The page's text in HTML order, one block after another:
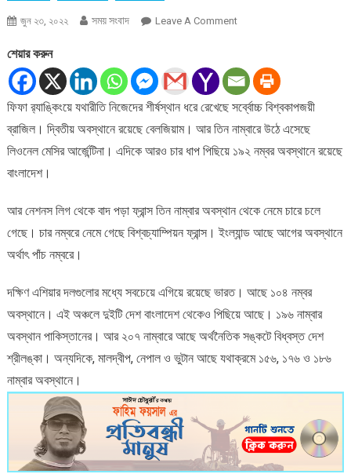
জুন ২৩, ২০২২ সময় সংবাদ Leave A CommentOn
শীর্ষে
ব্রাজিল,
আরও
চার
ধাপ
শেয়ার করুন
ফিফা র‍্যাঙ্কিংয়ে যথারীতি নিজেদের শীর্ষস্থান ধরে রেখেছে সর্ব্বোচ্চ বিশ্বকাপজয়ী
ব্রাজিল। দ্বিতীয় অবস্থানে রয়েছে বেলজিয়াম। আর তিন নাম্বারে উঠে এসেছে
লিওনেল মেসির আর্জেন্টিনা। এদিকে আরও চার ধাপ পিছিয়ে ১৯২ নম্বর অবস্থানে রয়েছে
বাংলাদেশ।
আর নেশনস লিগ থেকে বাদ পড়া ফ্রান্স তিন নাম্বার অবস্থান থেকে নেমে চারে চলে
গেছে। চার নম্বরে নেমে গেছে বিশ্বচ্যাম্পিয়ন ফ্রান্স। ইংল্যান্ড আছে আগের অবস্থানে
অর্থাৎ পাঁচ নম্বরে।
দক্ষিণ এশিয়ার দলগুলোর মধ্যে সবচেয়ে এগিয়ে রয়েছে ভারত। আছে ১০৪ নম্বর
অবস্থানে। এই অঞ্চলে দুইটি দেশ বাংলাদেশ থেকেও পিছিয়ে আছে। ১৯৬ নাম্বার
অবস্থান পাকিস্তানের। আর ২০৭ নাম্বারে আছে অর্থনৈতিক সঙ্কটে বিধ্বস্ত দেশ
শ্রীলঙ্কা। অন্যদিকে, মালদ্বীপ, নেপাল ও ভুটান আছে যথাক্রমে ১৫৬, ১৭৬ ও ১৮৬
নাম্বার অবস্থানে।